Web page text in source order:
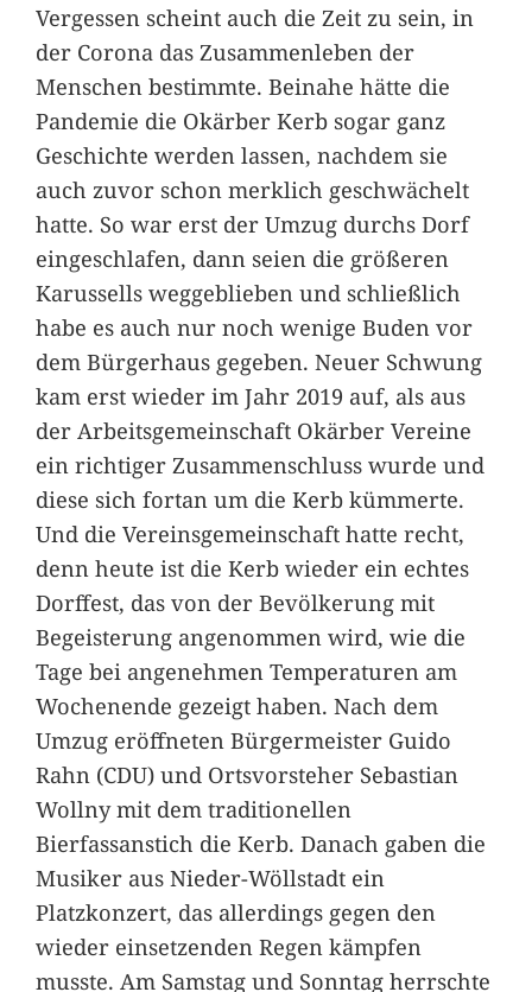
Vergessen scheint auch die Zeit zu sein, in
der Corona das Zusammenleben der
Menschen bestimmte. Beinahe hätte die
Pandemie die Okärber Kerb sogar ganz
Geschichte werden lassen, nachdem sie
auch zuvor schon merklich geschwächelt
hatte. So war erst der Umzug durchs Dorf
eingeschlafen, dann seien die größeren
Karussells weggeblieben und schließlich
habe es auch nur noch wenige Buden vor
dem Bürgerhaus gegeben. Neuer Schwung
kam erst wieder im Jahr 2019 auf, als aus
der Arbeitsgemeinschaft Okärber Vereine
ein richtiger Zusammenschluss wurde und
diese sich fortan um die Kerb kümmerte.
Und die Vereinsgemeinschaft hatte recht,
denn heute ist die Kerb wieder ein echtes
Dorffest, das von der Bevölkerung mit
Begeisterung angenommen wird, wie die
Tage bei angenehmen Temperaturen am
Wochenende gezeigt haben. Nach dem
Umzug eröffneten Bürgermeister Guido
Rahn (CDU) und Ortsvorsteher Sebastian
Wollny mit dem traditionellen
Bierfassanstich die Kerb. Danach gaben die
Musiker aus Nieder-Wöllstadt ein
Platzkonzert, das allerdings gegen den
wieder einsetzenden Regen kämpfen
musste. Am Samstag und Sonntag herrschte